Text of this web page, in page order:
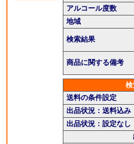
チューハイ・カクテ
ハイボール・水割り
酒楽ブログ
アルコール度数
地域
検索結果
商品に関する備考
送料の条件設定
出品状況：送料込み
出品状況：設定なし